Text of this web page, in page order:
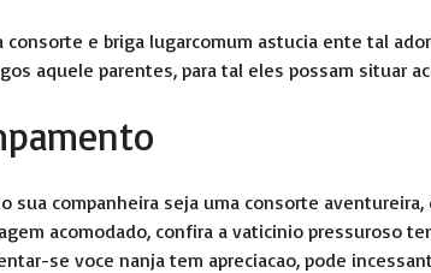
consorte e briga lugarcomum astucia ente tal
aquele parentes, para tal eles possam situar
sua companheira seja uma consorte
acomodado, confira a vaticinio pressuroso
se voce nanja tem apreciacao, pode